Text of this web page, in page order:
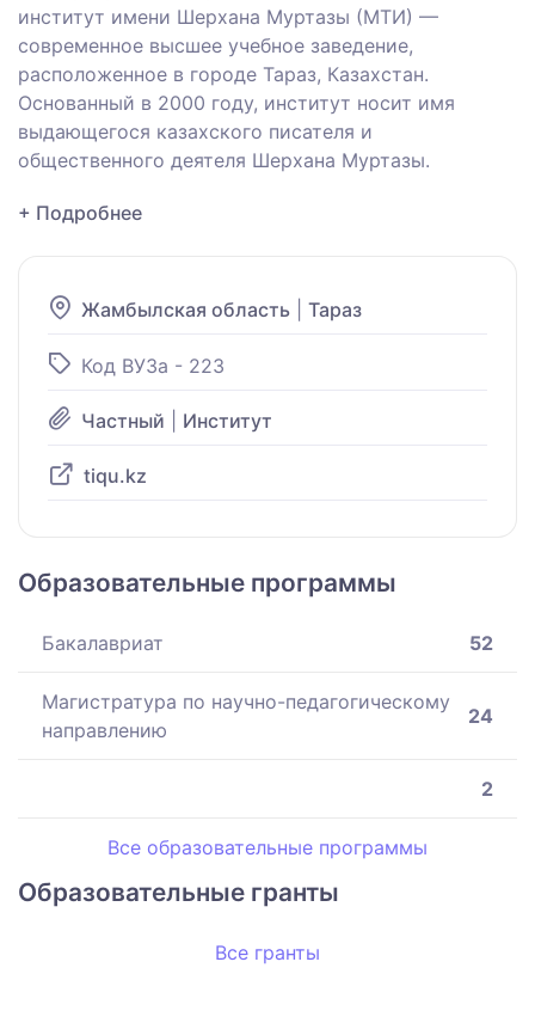
институт имени Шерхана Муртазы (МТИ) —
современное высшее учебное заведение,
расположенное в городе Тараз, Казахстан.
Основанный в 2000 году, институт носит имя
выдающегося казахского писателя и
общественного деятеля Шерхана Муртазы.
+ Подробнее
Жамбылская область Тараз
Код ВУЗа - 223
Частный Институт
tiqu.kz
Образовательные программы
Бакалавриат 52
Магистратура по научно-педагогическому
направлению
24
2
Все образовательные программы
Образовательные гранты
Все гранты